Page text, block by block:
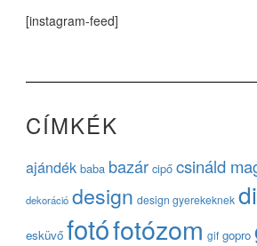
[instagram-feed]
CÍMKÉK
ajándék baba bazár cipő csináld
dekoráció design design gyerekeknek
esküvő fotófotózom gif gopro